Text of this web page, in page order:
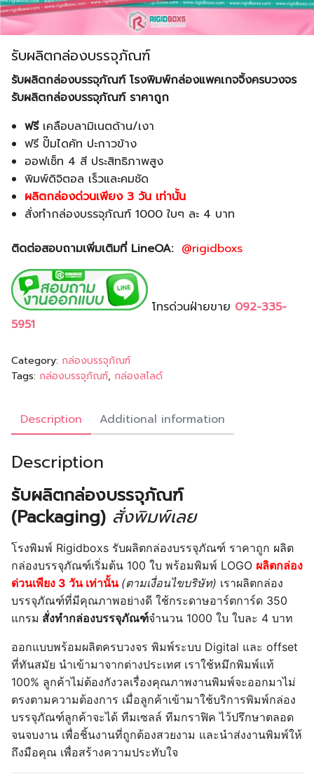
รับผลิตกล่องบรรจุภัณฑ์
รับผลิตกล่องบรรจุภัณฑ์ โรงพิมพ์กล่องแพคเกจจิ้งครบวงจร
รับผลิตกล่องบรรจุภัณฑ์ ราคาถูก
ฟรีเคลือบลามิเนตด้าน/เงา
ฟรี ปั๊มไดคัท ปะกาวข้าง
ออฟเซ็ท 4 สี ประสิทธิภาพสูง
พิมพ์ดิจิตอล เร็วและคมชัด
ผลิตกล่องด่วนเพียง 3 วัน เท่านั้น
สั่งทำกล่องบรรจุภัณฑ์ 1000 ใบๆ ละ 4 บาท
ติดต่อสอบถามเพิ่มเติมที่ LineOA: @rigidboxs
โทรด่วนฝ่ายขาย 092-335-
5951
Category: กล่องบรรจุภัณฑ์
Tags: กล่องบรรจุภัณฑ์, กล่องสไลด์
Description Additional information
Description
รับผลิตกล่องบรรจุภัณฑ์
(Packaging) สั่งพิมพ์เลย
โรงพิมพ์ Rigidboxs รับผลิตกล่องบรรจุภัณฑ์ ราคาถูก ผลิต
กล่องบรรจุภัณฑ์เริ่มต้น 100 ใบ พร้อมพิมพ์ LOGO ผลิตกล่อง
ด่วนเพียง 3 วัน เท่านั้น (ตามเงื่อนไขบริษัท) เราผลิตกล่อง
บรรจุภัณฑ์ที่มีคุณภาพอย่างดี ใช้กระดาษอาร์ตการ์ด 350
แกรม สั่งทำกล่องบรรจุภัณฑ์จำนวน 1000 ใบ ใบละ 4 บาท
ออกแบบพร้อมผลิตครบวงจร พิมพ์ระบบ Digital และ offset
ที่ทันสมัย นำเข้ามาจากต่างประเทศ เราใช้หมึกพิมพ์แท้
100% ลูกค้าไม่ต้องกังวลเรื่องคุณภาพงานพิมพ์จะออกมาไม่
ตรงตามความต้องการ เมื่อลูกค้าเข้ามาใช้บริการพิมพ์กล่อง
บรรจุภัณฑ์ลูกค้าจะได้ ทีมเซลล์ ทีมกราฟิค ไว้ปรึกษาตลอด
จนจบงาน เพื่อชิ้นงานที่ถูกต้องสวยงาม และนำส่งงานพิมพ์ให้
ถึงมือคุณ เพื่อสร้างความประทับใจ